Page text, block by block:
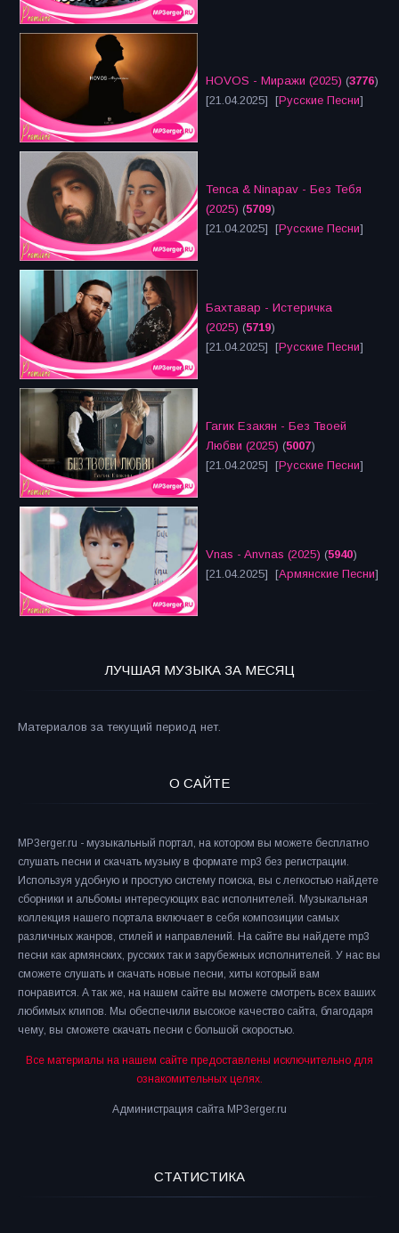
HOVOS - Миражи (2025) (3776)
[21.04.2025] [Русские Песни]
Tenca & Ninapav - Без Тебя
(2025) (5709)
[21.04.2025] [Русские Песни]
Бахтавар - Истеричка
(2025) (5719)
[21.04.2025] [Русские Песни]
Гагик Езакян - Без Твоей
Любви (2025) (5007)
[21.04.2025] [Русские Песни]
Vnas - Anvnas (2025) (5940)
[21.04.2025] [Армянские Песни]
ЛУЧШАЯ МУЗЫКА ЗА МЕСЯЦ
Материалов за текущий период нет.
О САЙТЕ
MP3erger.ru - музыкальный портал, на котором вы можете бесплатно
слушать песни и скачать музыку в формате mp3 без регистрации.
Используя удобную и простую систему поиска, вы с легкостью найдете
сборники и альбомы интересующих вас исполнителей. Музыкальная
коллекция нашего портала включает в себя композиции самых
различных жанров, стилей и направлений. На сайте вы найдете mp3
песни как армянских, русских так и зарубежных исполнителей. У нас вы
сможете слушать и скачать новые песни, хиты который вам
понравится. А так же, на нашем сайте вы можете смотреть всех ваших
любимых клипов. Мы обеспечили высокое качество сайта, благодаря
чему, вы сможете скачать песни с большой скоростью.
Все материалы на нашем сайте предоставлены исключительно для
ознакомительных целях.
Администрация сайта MP3erger.ru
СТАТИСТИКА